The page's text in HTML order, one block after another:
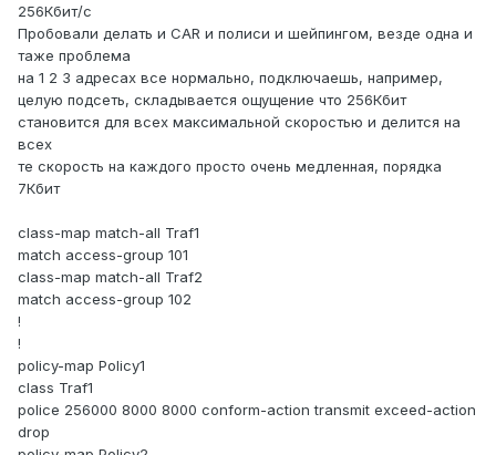
256Кбит/с
Пробовали делать и CAR и полиси и шейпингом, везде одна и
таже проблема
на 1 2 3 адресах все нормально, подключаешь, например,
целую подсеть, складывается ощущение что 256Кбит
становится для всех максимальной скоростью и делится на
всех
те скорость на каждого просто очень медленная, порядка
7Кбит
class-map match-all Traf1
match access-group 101
class-map match-all Traf2
match access-group 102
!
!
policy-map Policy1
class Traf1
police 256000 8000 8000 conform-action transmit exceed-action
drop